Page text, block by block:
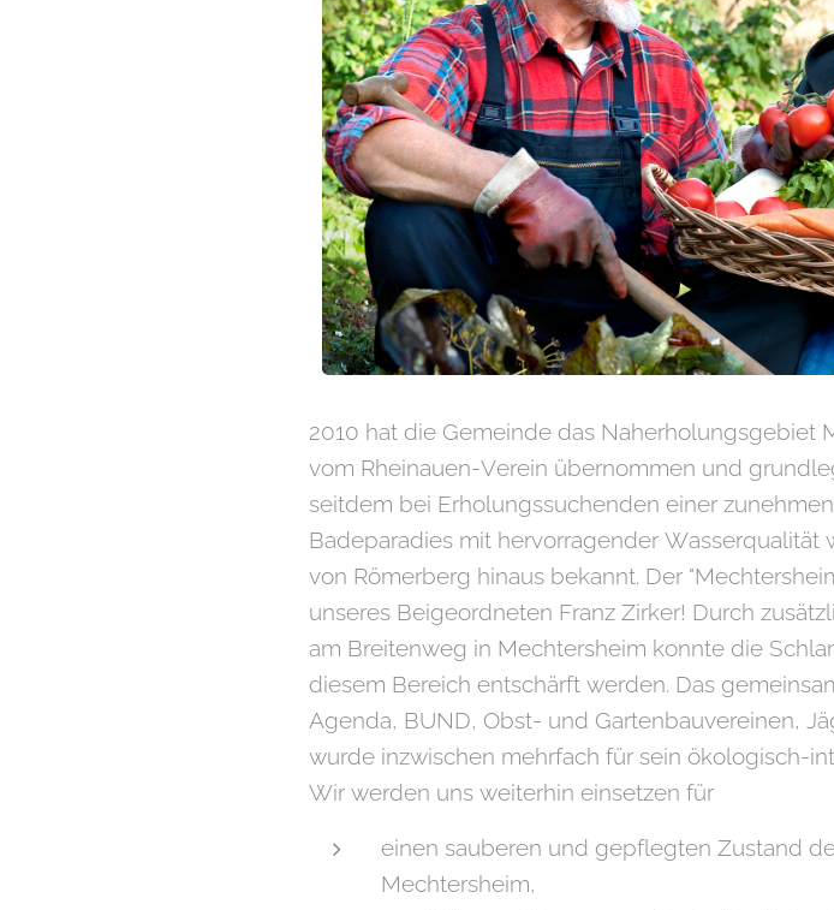
2010 hat die Gemeinde das Naherholungsgebiet
vom Rheinauen-Verein übernommen und
seitdem bei Erholungssuchenden einer
Badeparadies mit hervorragender Wasserqualität
von Römerberg hinaus bekannt. Der
unseres Beigeordneten Franz Zirker! Durch
am Breitenweg in Mechtersheim konnte die
diesem Bereich entschärft werden. Das
Agenda, BUND, Obst- und Gartenbauvereinen,
wurde inzwischen mehrfach für sein ökologisch-
Wir werden uns weiterhin einsetzen für
einen sauberen und gepflegten Zustand
Mechtersheim,